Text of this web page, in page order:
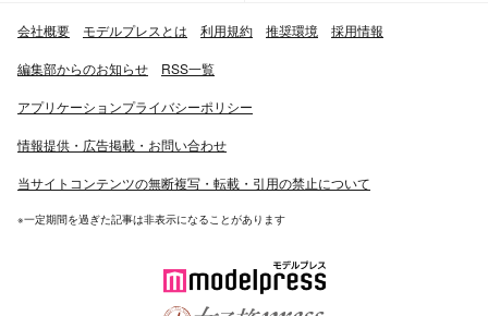
会社概要 モデルプレスとは 利用規約 推奨環境 採用情報
編集部からのお知らせ RSS一覧
アプリケーションプライバシーポリシー
情報提供・広告掲載・お問い合わせ
当サイトコンテンツの無断複写・転載・引用の禁止について
※一定期間を過ぎた記事は非表示になることがあります